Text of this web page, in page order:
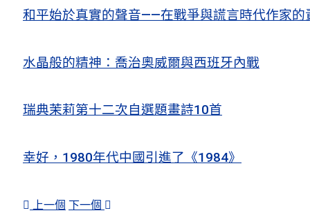
和平始於真實的聲音——在戰爭與謊言時代作家的
水晶般的精神：喬治奧威爾與西班牙內戰
瑞典茉莉第十二次自選題畫詩10首
幸好，1980年代中國引進了《1984》
上一個 下一個